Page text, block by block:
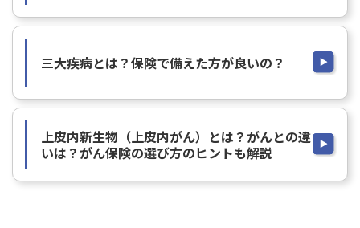
三大疾病とは？保険で備えた方が良いの？
上皮内新生物（上皮内がん）とは？がんとの違
いは？がん保険の選び方のヒントも解説